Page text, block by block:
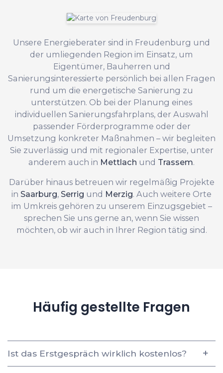
Unsere Energieberater sind in Freudenburg und
der umliegenden Region im Einsatz, um
Eigentümer, Bauherren und
Sanierungsinteressierte persönlich bei allen Fragen
rund um die energetische Sanierung zu
unterstützen. Ob bei der Planung eines
individuellen Sanierungsfahrplans, der Auswahl
passender Förderprogramme oder der
Umsetzung konkreter Maßnahmen – wir begleiten
Sie zuverlässig und mit regionaler Expertise, unter
anderem auch in Mettlach und Trassem.
Darüber hinaus betreuen wir regelmäßig Projekte
in Saarburg, Serrig und Merzig. Auch weitere Orte
im Umkreis gehören zu unserem Einzugsgebiet –
sprechen Sie uns gerne an, wenn Sie wissen
möchten, ob wir auch in Ihrer Region tätig sind.
Häufig gestellte Fragen
Ist das Erstgespräch wirklich kostenlos?